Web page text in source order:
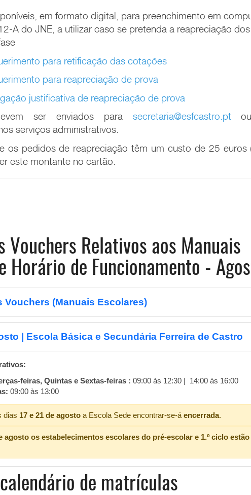
em formato digital, para preenchimento em
A do JNE, a utilizar caso se pretenda a reapreciação
para retificação das cotações
para reapreciação de prova
justificativa de reapreciação de prova
ser enviados para secretaria@esfcastro.pt
serviços administrativos.
os pedidos de reapreciação têm um custo de 25 euros
este montante no cartão.
Vouchers Relativos aos Manuais
Horário de Funcionamento -
Vouchers (Manuais Escolares)
| Escola Básica e Secundária Ferreira de Castro
feiras, Quintas e Sextas-feiras : 09:00 às 12:30 | 14:00 às 16:00
09:00 às 13:00
dias 17 e 21 de agosto a Escola Sede encontrar-se-á encerrada.
agosto os estabelecimentos escolares do pré-escolar e 1.º ciclo estão
de matrículas